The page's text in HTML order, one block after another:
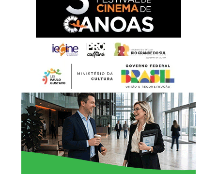
“Hoje entregamos muito
mais do que um prédio.
Estamos oferecendo um
espaço preparado para
acolher nossas crianças e
adolescentes com
dignidade, respeito e
segurança. Cada ambiente
foi pensado para
proporcionar conforto e